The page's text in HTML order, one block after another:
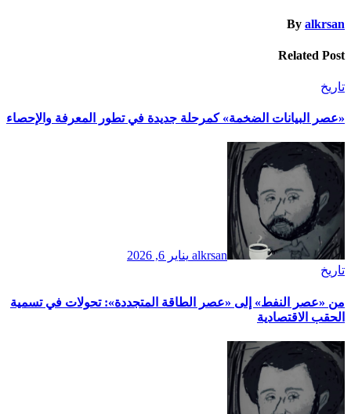
By alkrsan
Related Post
تاريخ
​«عصر البيانات الضخمة» كمرحلة جديدة في تطور المعرفة والإحصاء
alkrsan يناير 6, 2026
تاريخ
​من «عصر النفط» إلى «عصر الطاقة المتجددة»: تحولات في تسمية
الحقب الاقتصادية